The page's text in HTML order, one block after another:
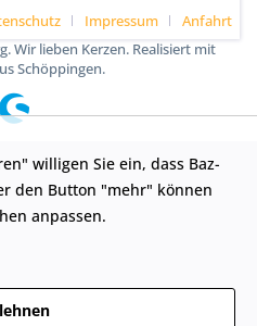
Impressum
Anfahrt
Wir lieben Kerzen. Realisiert mit
Schöppingen.
willigen Sie ein, dass Baz-
den Button "mehr" können
anpassen.